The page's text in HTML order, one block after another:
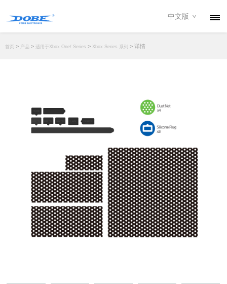
下载专区
中文版
首页 > 产品 > 适用于Xbox One/ Series > Xbox Series 系列 > 详情